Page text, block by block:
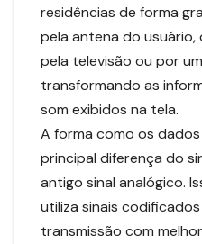
residências de forma
pela antena do
pela televisão ou por
transformando as
som exibidos na tela.
A forma como os
principal diferença do
antigo sinal analógico.
utiliza sinais
transmissão com